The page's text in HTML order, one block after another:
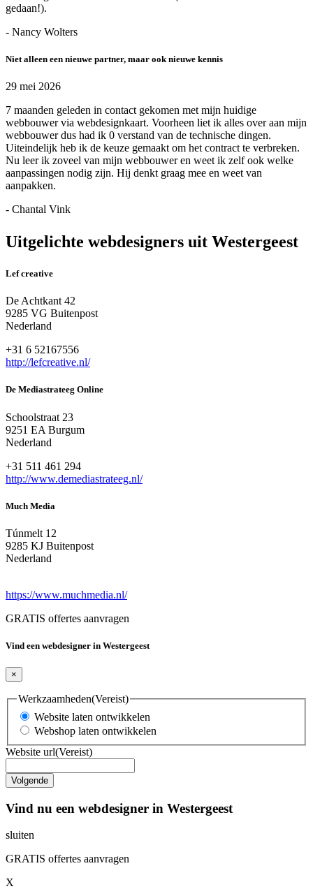
gedaan!).
- Nancy Wolters
Niet alleen een nieuwe partner, maar ook nieuwe kennis
29 mei 2026
7 maanden geleden in contact gekomen met mijn huidige
webbouwer via webdesignkaart. Voorheen liet ik alles over aan mijn
webbouwer dus had ik 0 verstand van de technische dingen.
Uiteindelijk heb ik de keuze gemaakt om het contract te verbreken.
Nu leer ik zoveel van mijn webbouwer en weet ik zelf ook welke
aanpassingen nodig zijn. Hij denkt graag mee en weet van
aanpakken.
- Chantal Vink
Uitgelichte webdesigners uit Westergeest
Lef creative
De Achtkant 42
9285 VG Buitenpost
Nederland
+31 6 52167556
http://lefcreative.nl/
De Mediastrateeg Online
Schoolstraat 23
9251 EA Burgum
Nederland
+31 511 461 294
http://www.demediastrateeg.nl/
Much Media
Túnmelt 12
9285 KJ Buitenpost
Nederland
https://www.muchmedia.nl/
GRATIS offertes aanvragen
Vind een webdesigner in Westergeest
×
Werkzaamheden(Vereist)
Website laten ontwikkelen
Webshop laten ontwikkelen
Website url(Vereist)
Vind nu een webdesigner in Westergeest
sluiten
GRATIS offertes aanvragen
X